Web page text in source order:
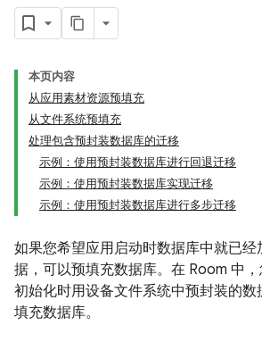
本页内容
从应用素材资源预填充
从文件系统预填充
处理包含预封装数据库的迁移
示例：使用预封装数据库进行回退迁移
示例：使用预封装数据库实现迁移
示例：使用预封装数据库进行多步迁移
如果您希望应用启动时数据库中就已
据，可以预填充数据库。在 Room 中
初始化时用设备文件系统中预封装的数
填充数据库。